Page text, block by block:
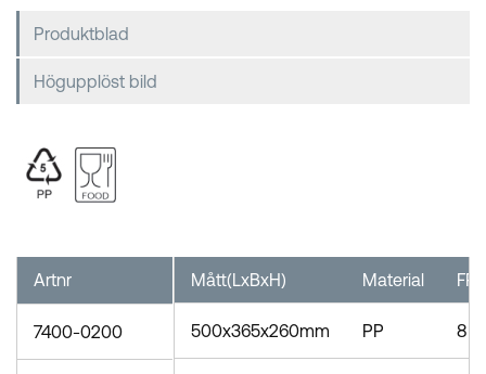
Produktblad
Högupplöst bild
Mått(LxBxH) Material FP
500x365x260mm PP 8
Artnr
7400-0200